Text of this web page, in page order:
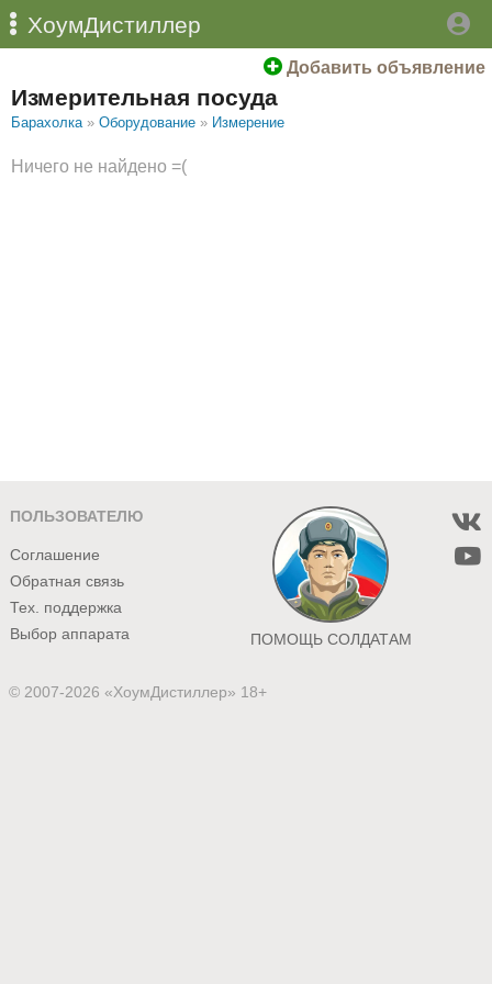
ХоумДистиллер
Добавить объявление
Измерительная посуда
Барахолка » Оборудование » Измерение
Ничего не найдено =(
ПОЛЬЗОВАТЕЛЮ
Соглашение
Обратная связь
Тех. поддержка
Выбор аппарата
ПОМОЩЬ СОЛДАТАМ
© 2007-2026 «ХоумДистиллер» 18+